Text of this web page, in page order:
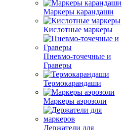
Маркеры карандаши
Кислотные маркеры
Пневмо-точечные и
Граверы
Термокарандаши
Маркеры аэрозоли
Держатели для